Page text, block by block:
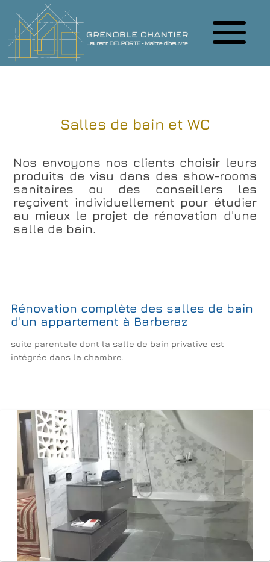
Salles de bain et WC
Nos envoyons nos clients choisir leurs
produits de visu dans des show-rooms
sanitaires ou des conseillers les
reçoivent individuellement pour étudier
au mieux le projet de rénovation d'une
salle de bain.
Rénovation complète des salles de bain
d'un appartement à Barberaz
suite parentale dont la salle de bain privative est
intégrée dans la chambre.